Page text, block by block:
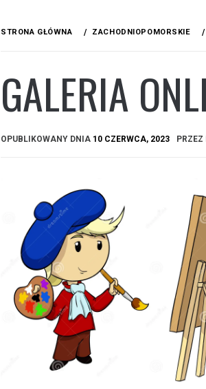
STRONA GŁÓWNA ZACHODNIOPOMORSKIE
GALERIA
OPUBLIKOWANY DNIA 10 CZERWCA, 2023 PRZEZ